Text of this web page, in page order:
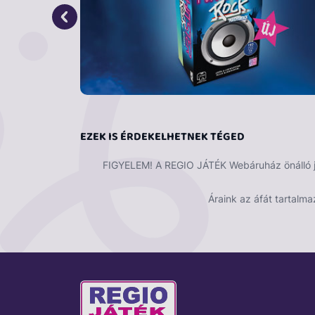
EZEK IS ÉRDEKELHETNEK TÉGED
FIGYELEM! A REGIO JÁTÉK Webáruház
Áraink az áfát